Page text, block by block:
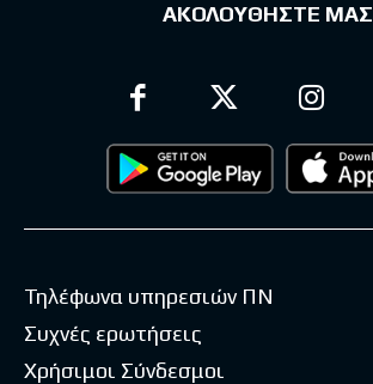
ΑΚΟΛΟΥΘΗΣΤΕ ΜΑΣ
Τηλέφωνα υπηρεσιών ΠΝ
Συχνές ερωτήσεις
Χρήσιμοι Σύνδεσμοι